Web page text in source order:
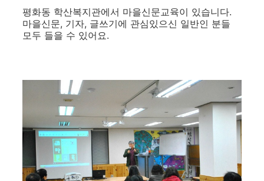
평화동 학산복지관에서 마을신문교육이 있습니다.
마을신문, 기자, 글쓰기에 관심있으신 일반인 분들
모두 들을 수 있어요.